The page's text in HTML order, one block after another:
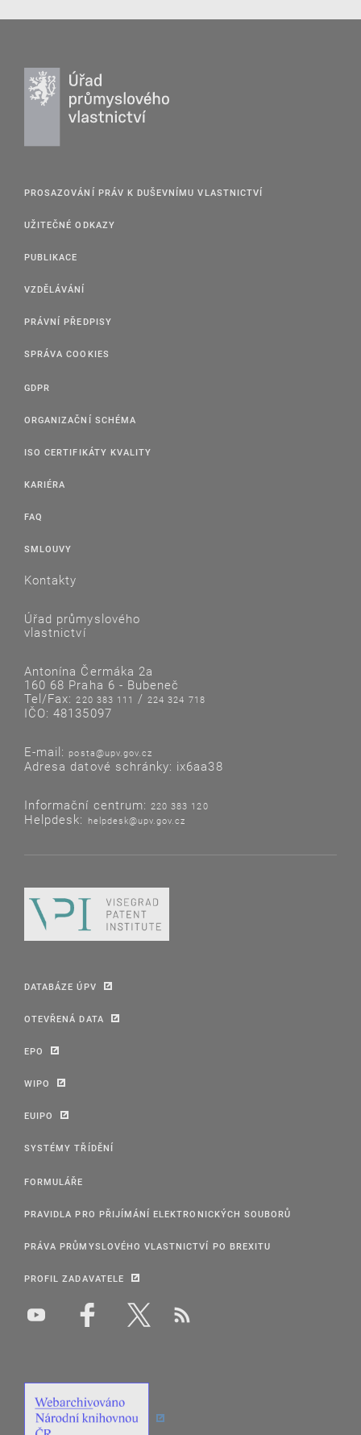
PROSAZOVÁNÍ PRÁV K DUŠEVNÍMU VLASTNICTVÍ
UŽITEČNÉ ODKAZY
PUBLIKACE
VZDĚLÁVÁNÍ
PRÁVNÍ PŘEDPISY
SPRÁVA COOKIES
GDPR
ORGANIZAČNÍ SCHÉMA
ISO CERTIFIKÁTY KVALITY
KARIÉRA
FAQ
SMLOUVY
Kontakty
Úřad průmyslového
vlastnictví
Antonína Čermáka 2a
160 68 Praha 6 - Bubeneč
Tel/Fax:220 383 111 /224 324 718
IČO: 48135097
E-mail: posta@upv.gov.cz
Adresa datové schránky: ix6aa38
Informační centrum: 220 383 120
Helpdesk: helpdesk@upv.gov.cz
DATABÁZE ÚPV
OTEVŘENÁ DATA
EPO
WIPO
EUIPO
SYSTÉMY TŘÍDĚNÍ
FORMULÁŘE
PRAVIDLA PRO PŘIJÍMÁNÍ ELEKTRONICKÝCH SOUBORŮ
PRÁVA PRŮMYSLOVÉHO VLASTNICTVÍ PO BREXITU
PROFIL ZADAVATELE